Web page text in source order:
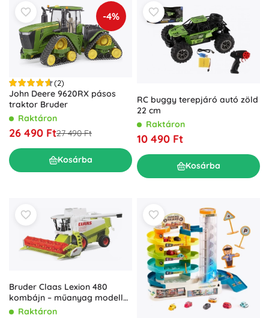
-4%
(2)
John Deere 9620RX pásos
traktor Bruder
Raktáron
26 490 Ft27 490 Ft
Kosárba
RC buggy terepjáró autó zöld
22 cm
Raktáron
10 490 Ft
Kosárba
Bruder Claas Lexion 480
kombájn – műanyag modell
1:20Raktáron